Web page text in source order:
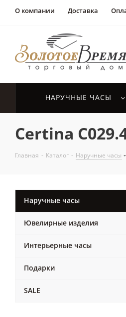
О компании Доставка
НАРУЧНЫЕ ЧАСЫ
Certina
Главная - Каталог - Наручные часы
Наручные часы
Ювелирные изделия
Интерьерные часы
Подарки
SALE